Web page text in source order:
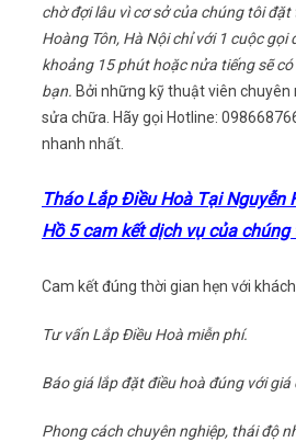
chờ đợi lâu vì cơ sở của chúng tôi
Hoàng Tôn, Hà Nội chỉ với 1 cuộc gọi
khoảng 15 phút hoặc nửa tiếng sẽ
bạn. Bởi những kỹ thuật viên chuyên
sửa chữa. Hãy gọi Hotline:
nhanh nhất.
Tháo Lắp Điều Hoà Tại Nguyễn
Hồ 5 cam kết dịch vụ của chúng
Cam kết đúng thời gian hẹn với
Tư vấn Lắp Điều Hoà miễn phí.
Báo giá lắp đặt điều hoà đúng với
Phong cách chuyên nghiệp, thái độ